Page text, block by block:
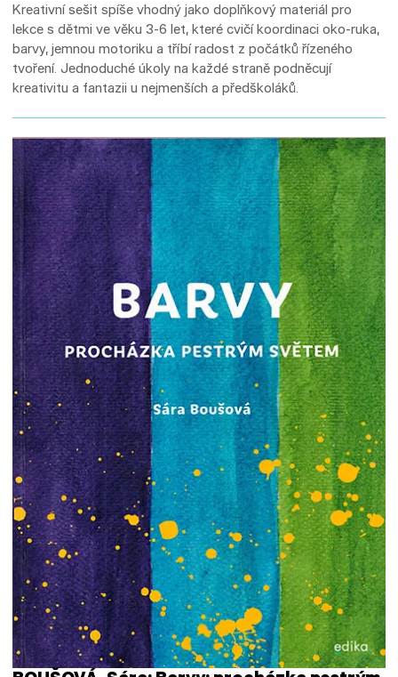
Kreativní sešit spíše vhodný jako doplňkový materiál pro
lekce s dětmi ve věku 3-6 let, které cvičí koordinaci oko-ruka,
barvy, jemnou motoriku a tříbí radost z počátků řízeného
tvoření. Jednoduché úkoly na každé straně podněcují
kreativitu a fantazii u nejmenších a předškoláků.